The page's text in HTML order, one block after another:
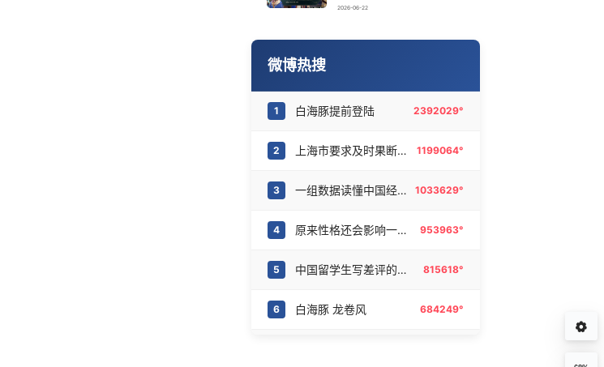
16 2026-06-22
微博热搜
1 白海豚提前登陆 2392029°
2 上海市要求及时果断停课停工 1199064°
3 一组数据读懂中国经济底气 1033629°
4 原来性格还会影响一个人的声音 953963°
5 中国留学生写差评的方式太隐晦了 815618°
6 白海豚 龙卷风 684249°